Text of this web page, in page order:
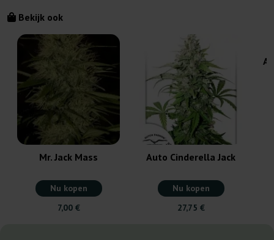
Bekijk ook
Mr. Jack Mass
Nu kopen
7,00 €
Auto Cinderella Jack
Nu kopen
27,75 €